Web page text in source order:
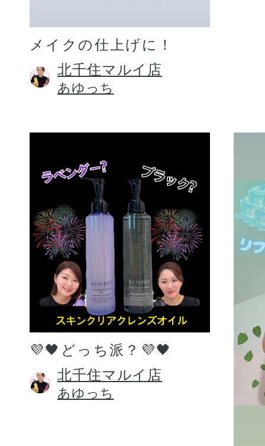
メイクの仕上げに！
北千住マルイ店
あゆっち
💜🖤どっち派？💜🖤
北千住マルイ店
あゆっち